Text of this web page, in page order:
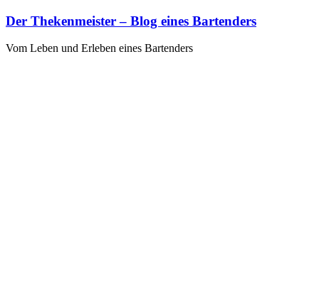
Zum
springen
Der Thekenmeister – Blog eines Bartenders
Vom Leben und Erleben eines Bartenders